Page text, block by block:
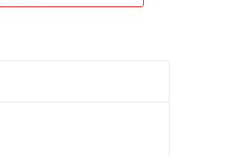
り飲みきれなかった物を出品